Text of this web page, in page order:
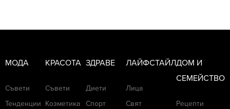
МОДА
Съвети
Тенденции
КРАСОТА
Съвети
Козметика
ЗДРАВЕ
Диети
Спорт
ЛАЙФСТАЙЛ
Лица
Свят
ДОМ И
СЕМЕЙСТВО
Рецепти